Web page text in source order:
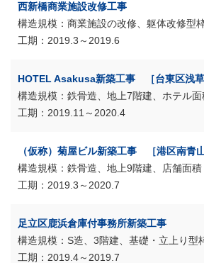
西新橋商業施設改修工事
商業施設の改修、躯体改修型
2019.3～2019.6
HOTEL Asakusa新築工事 ［台東区浅草
鉄骨造、地上7階建、ホテル
2019.11～2020.4
（仮称）菊屋ビル新築工事 ［港区南青山
鉄骨造、地上9階建、店舗
2019.3～2020.7
足立区鹿浜倉庫付事務所新築工事
S造、3階建、基礎・立上り型
2019.4～2019.7